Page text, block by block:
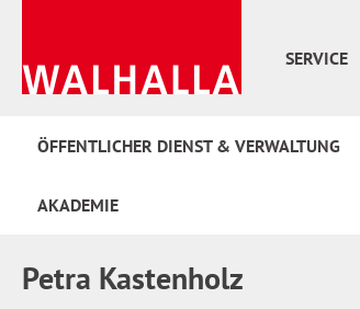
SERVICE
ÖFFENTLICHER DIENST & VERWALTUNG
AKADEMIE
Petra Kastenholz